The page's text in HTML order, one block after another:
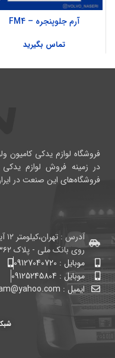
آرم جلوپنجره – FM4
تماس بگیرید
در زمینه فروش لوازم یدکی
فروشگاه‌های این صنعت در
روی بانک ملی - پلاک ۳۶۲-۳۶۴ ولوو ناصری
موبایل : 09127040720
موبایل : 09125245804
ایمیل : naseri.behnam@yahoo.com